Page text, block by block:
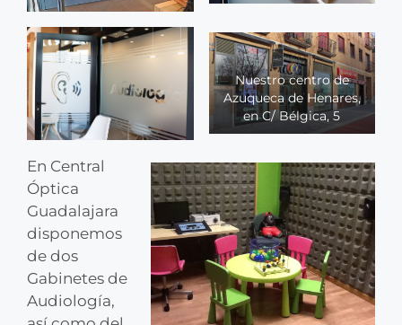
Nuestro centro de
Azuqueca de Henares,
en C/ Bélgica, 5
En Central
Óptica
Guadalajara
disponemos
de dos
Gabinetes de
Audiología,